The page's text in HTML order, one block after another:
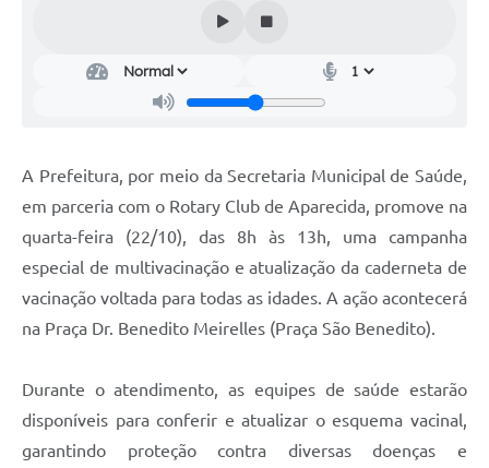
Cemitérios
Projetos
Participe mais
Contas Públicas
Jornal
A Prefeitura, por meio da Secretaria Municipal de Saúde,
em parceria com o Rotary Club de Aparecida, promove na
quarta-feira (22/10), das 8h às 13h, uma campanha
especial de multivacinação e atualização da caderneta de
vacinação voltada para todas as idades. A ação acontecerá
na Praça Dr. Benedito Meirelles (Praça São Benedito).
Durante o atendimento, as equipes de saúde estarão
disponíveis para conferir e atualizar o esquema vacinal,
garantindo proteção contra diversas doenças e